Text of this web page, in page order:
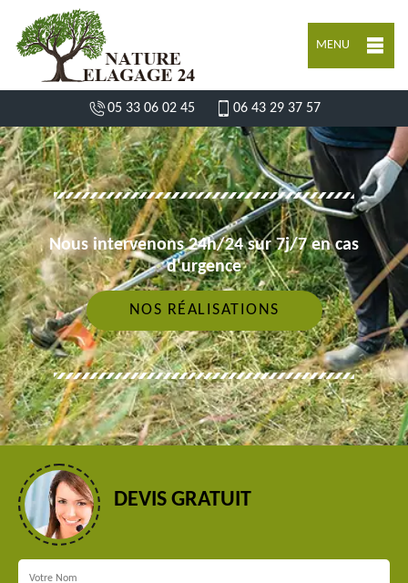
MENU
05 33 06 02 45 06 43 29 37 57
Nous intervenons 24h/24 sur 7j/7 en cas
d'urgence
NOS RÉALISATIONS
DEVIS GRATUIT